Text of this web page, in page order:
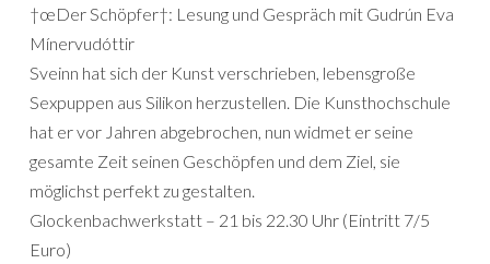
†œDer Schöpfer†: Lesung und Gespräch mit Gudrún Eva
Mínervudóttir
Sveinn hat sich der Kunst verschrieben, lebensgroße
Sexpuppen aus Silikon herzustellen. Die Kunsthochschule
hat er vor Jahren abgebrochen, nun widmet er seine
gesamte Zeit seinen Geschöpfen und dem Ziel, sie
möglichst perfekt zu gestalten.
Glockenbachwerkstatt – 21 bis 22.30 Uhr (Eintritt 7/5
Euro)